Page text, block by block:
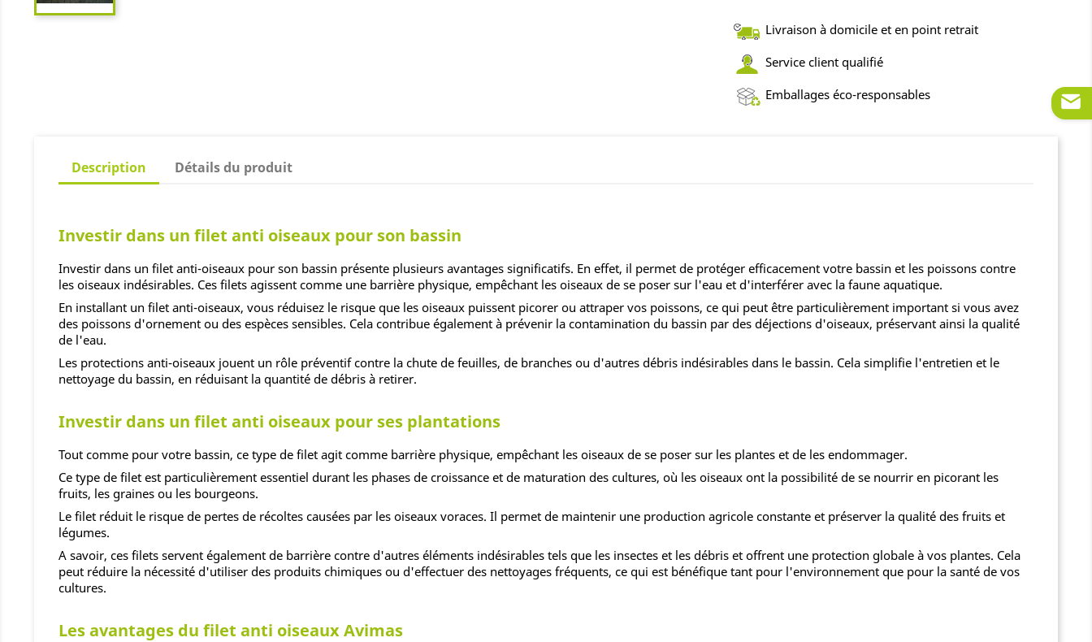
Livraison à domicile et en point retrait
Service client qualifié
Emballages éco-responsables
Description Détails du produit
Investir dans un filet anti oiseaux pour son bassin
Investir dans un filet anti-oiseaux pour son bassin présente plusieurs avantages significatifs. En effet, il permet de protéger efficacement votre bassin et les poissons contre
les oiseaux indésirables. Ces filets agissent comme une barrière physique, empêchant les oiseaux de se poser sur l'eau et d'interférer avec la faune aquatique.
En installant un filet anti-oiseaux, vous réduisez le risque que les oiseaux puissent picorer ou attraper vos poissons, ce qui peut être particulièrement important si vous avez
des poissons d'ornement ou des espèces sensibles. Cela contribue également à prévenir la contamination du bassin par des déjections d'oiseaux, préservant ainsi la qualité
de l'eau.
Les protections anti-oiseaux jouent un rôle préventif contre la chute de feuilles, de branches ou d'autres débris indésirables dans le bassin. Cela simplifie l'entretien et le
nettoyage du bassin, en réduisant la quantité de débris à retirer.
Investir dans un filet anti oiseaux pour ses plantations
Tout comme pour votre bassin, ce type de filet agit comme barrière physique, empêchant les oiseaux de se poser sur les plantes et de les endommager.
Ce type de filet est particulièrement essentiel durant les phases de croissance et de maturation des cultures, où les oiseaux ont la possibilité de se nourrir en picorant les
fruits, les graines ou les bourgeons.
Le filet réduit le risque de pertes de récoltes causées par les oiseaux voraces. Il permet de maintenir une production agricole constante et préserver la qualité des fruits et
légumes.
A savoir, ces filets servent également de barrière contre d'autres éléments indésirables tels que les insectes et les débris et offrent une protection globale à vos plantes. Cela
peut réduire la nécessité d'utiliser des produits chimiques ou d'effectuer des nettoyages fréquents, ce qui est bénéfique tant pour l'environnement que pour la santé de vos
cultures.
Les avantages du filet anti oiseaux Avimas